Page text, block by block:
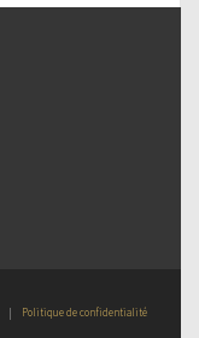
| Politique de confidentialité